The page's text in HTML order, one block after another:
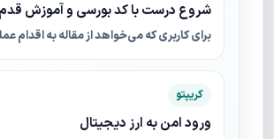
شروع درست با کد بورسی و آموزش
برای کاربری که می‌خواهد از مقاله به اقدام
کریپتو
ورود امن به ارز دیجیتال